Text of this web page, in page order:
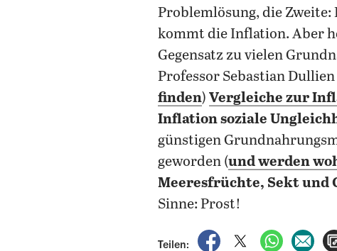
Problemlösung, die
kommt die Inflation. Aber
Gegensatz zu vielen
Professor Sebastian
finden) Vergleiche zur
Inflation soziale
günstigen
geworden (und werden
Meeresfrüchte, Sekt und
Sinne: Prost!
Teilen:
auf Facebook teilen
auf X teilen
per